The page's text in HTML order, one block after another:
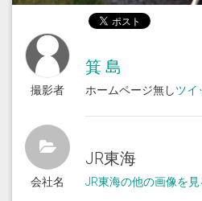
撮影者
箕 島
ホームページ無しツイ
会社名
JR東海
JR東海の他の画像を見